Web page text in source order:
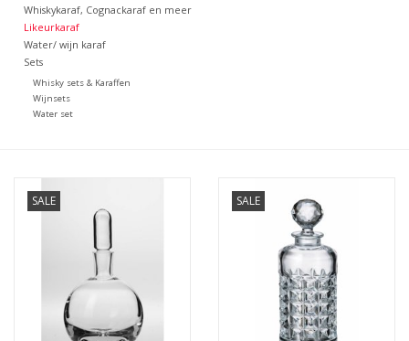
Bar & Wijn
Whiskykaraf, Cognackaraf en meer
Likeurkaraf
Water/ wijn karaf
Sets
Whisky sets & Karaffen
Wijnsets
Water set
SALE SALE